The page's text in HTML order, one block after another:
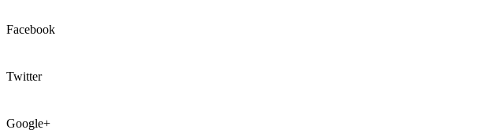
Facebook
Twitter
Google+